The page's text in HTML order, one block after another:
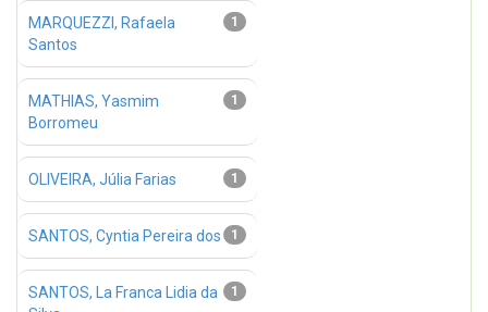
1
MARQUEZZI, Rafaela
Santos
1
MATHIAS, Yasmim
Borromeu
1
OLIVEIRA, Júlia Farias
1
SANTOS, Cyntia Pereira dos
1
SANTOS, La Franca Lidia da